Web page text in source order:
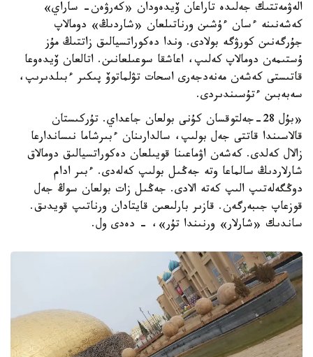
الەۋمەتتىك جەلىدە تاراعان ۆيدەودان «كەرۋەن- ساراي»
كەشەنىنە ءسان ءۇشىن ورناتىلعان «شاردىڭ» دومالاپ
جۇرگەنىن كورۋگە بولادى. وندا دەكوراتسيالىق زاتتىڭ مۇز
ۇستىمەن دومالاپ كەلىپ، اعاشقا سوعىلعانىن. اتالعان ۆيدەوعا
قاتىستى كەشەن مەنەدجەرى اسحات تۋلماتوۆ پىكىر ءبىلدىرىپ،
سەبەبىن ءتۇسىندىردى.
«بۇل 28-جەلتوقسان كۇنى بولعان جاعداي. تۇركىستان
قالاسىندا قاتتى جەل بولىپ، سالدارىنان ءبىرشاما نىساندارعا
زالال كەلدى. كەشەن اۋماعىنا قويىلعان دەكوراتسيالىق دومالاق
شارلاردىڭ سالماعا وتە جەڭىل بولىپ كەلەدى. ءبىر ادام
دوڭگەلەتىپ الىپ كەتە الادى. جەڭىل زات بولعان سوڭ جەل
قوزعاپ جىبەرگەن. قازىر بارلىعىن قايتادان ورناتىپ قويدىق.
ساندىك «شارلار» ورنىندا تۇر»، - دەدى ول.